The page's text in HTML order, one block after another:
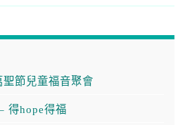
聖節兒童福音聚會
得hope得福